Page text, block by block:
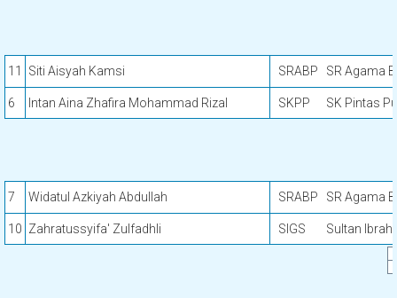
11 Siti Aisyah Kamsi SRABP SR Agama
6 Intan Aina Zhafira Mohammad Rizal SKPP SK Pintas
7 Widatul Azkiyah Abdullah SRABP SR Agama
10 Zahratussyifa' Zulfadhli SIGS Sultan